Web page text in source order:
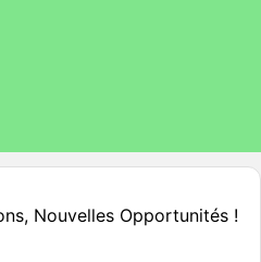
Nouvelles Opportunités !